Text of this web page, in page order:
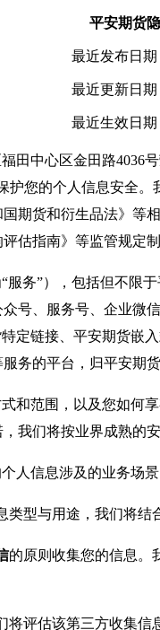
平安期货
最近发布日期
最近更新日期
最近生效日期
中心区金田路4036
您的个人信息安全
期货和衍生品法》
估指南》等监管规定
务”），包括但不限
号、服务号、企业
定链接、平安期货
务的平台，归平安期货
和范围，以及您如
我们将按业界成熟的
信息涉及的业务场
型与用途，我们将结
的原则收集您的信息。
评估该第三方收集